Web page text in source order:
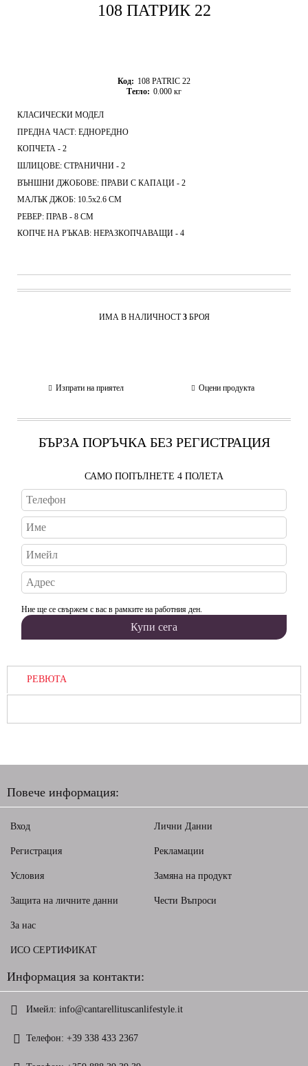
108 ПАТРИК 22
Код: 108 PATRIC 22
Тегло: 0.000 кг
КЛАСИЧЕСКИ МОДЕЛ
ПРЕДНА ЧАСТ: ЕДНОРЕДНО
КОПЧЕТА - 2
ШЛИЦОВЕ: СТРАНИЧНИ - 2
ВЪНШНИ ДЖОБОВЕ: ПРАВИ С КАПАЦИ - 2
МАЛЪК ДЖОБ: 10.5х2.6 СМ
РЕВЕР: ПРАВ - 8 СМ
КОПЧЕ НА РЪКАВ: НЕРАЗКОПЧАВАЩИ - 4
ИМА В НАЛИЧНОСТ3БРОЯ
Изпрати на приятел Оцени продукта
БЪРЗА ПОРЪЧКА БЕЗ РЕГИСТРАЦИЯ
САМО ПОПЪЛНЕТЕ 4 ПОЛЕТА
Ние ще се свържем с вас в рамките на работния ден.
РЕВЮТА
Повече информация:
Вход
Регистрация
Условия
Защита на личните данни
Лични Данни
Рекламации
Замяна на продукт
Чести Въпроси
За нас
ИСО СЕРТИФИКАТ
Информация за контакти:
Имейл: info@cantarellituscanlifestyle.it
Телефон: +39 338 433 2367